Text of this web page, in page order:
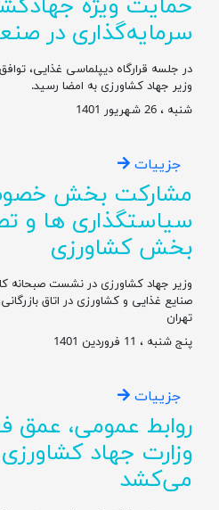
حمایت ویژه
سرمایه‌گذاری در
در جلسه قرارگاه دیپلماسی غذایی،
وزیر جهاد کشاورزی به امضا رسید.
شنبه ، 26 شهریور 1401
جزییات
مشارکت بخش
سیاستگذاری ها و
بخش کشاورزی
وزیر جهاد کشاورزی در نشست صبحانه
صنایع غذایی و کشاورزی در اتاق
تهران
پنج شنبه ، 11 فروردین 1401
جزییات
روابط عمومی، عمق
وزارت جهاد کشاورزی
می‌کشد